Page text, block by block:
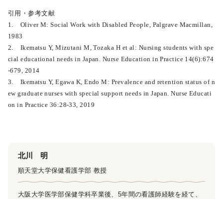
引用・参考文献
1. Oliver M: Social Work with Disabled People, Palgrave Macmillan,
1983
2. Ikematsu Y, Mizutani M, Tozaka H et al: Nursing students with spe
cial educational needs in Japan. Nurse Education in Practice 14(6):674
-679, 2014
3. Ikematsu Y, Egawa K, Endo M: Prevalence and retention status of n
ew graduate nurses with special support needs in Japan. Nurse Educati
on in Practice 36:28-33, 2019
北川 明
順天堂大学保健看護学部 教授
大阪大学医学部保健学科卒業後、5年間の看護師経験を経て、